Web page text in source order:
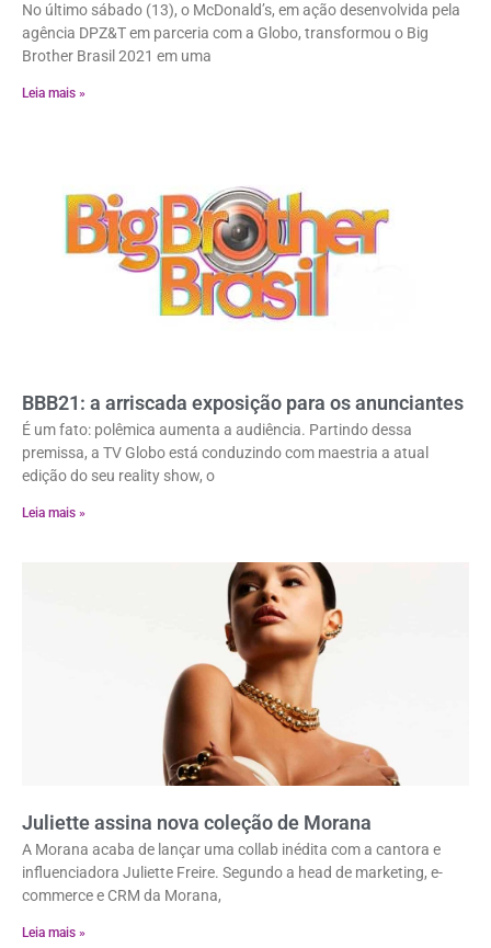
No último sábado (13), o McDonald’s, em ação desenvolvida pela
agência DPZ&T em parceria com a Globo, transformou o Big
Brother Brasil 2021 em uma
Leia mais »
BBB21: a arriscada exposição para os anunciantes
É um fato: polêmica aumenta a audiência. Partindo dessa
premissa, a TV Globo está conduzindo com maestria a atual
edição do seu reality show, o
Leia mais »
Juliette assina nova coleção de Morana
A Morana acaba de lançar uma collab inédita com a cantora e
influenciadora Juliette Freire. Segundo a head de marketing, e-
commerce e CRM da Morana,
Leia mais »